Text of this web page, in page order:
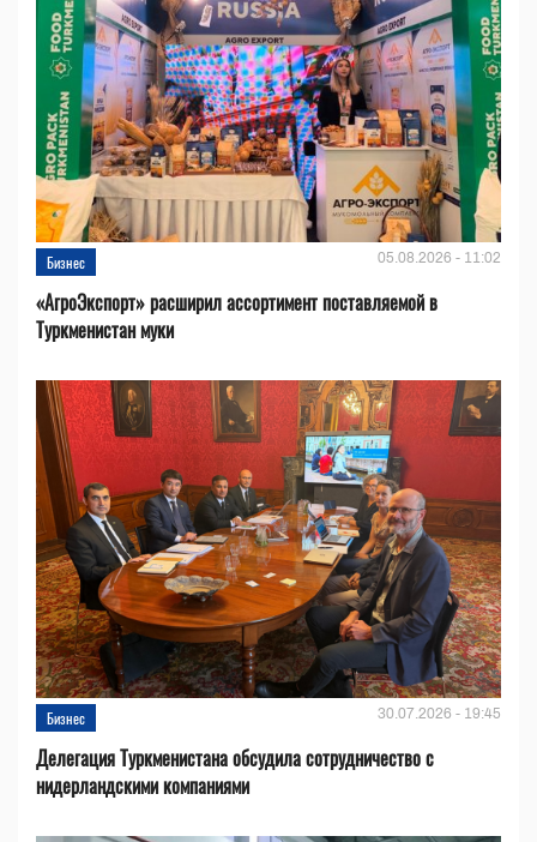
Бизнес 05.08.2026 - 11:02
«АгроЭкспорт» расширил ассортимент поставляемой в
Туркменистан муки
Бизнес 30.07.2026 - 19:45
Делегация Туркменистана обсудила сотрудничество с
нидерландскими компаниями